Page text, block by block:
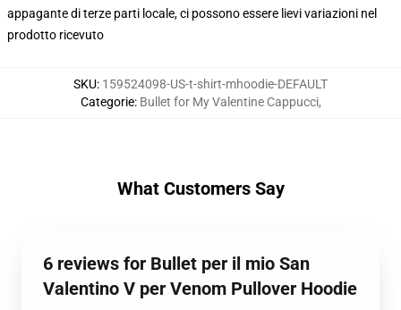
appagante di terze parti locale, ci possono essere lievi variazioni nel
prodotto ricevuto
SKU: 159524098-US-t-shirt-mhoodie-DEFAULT
Categorie: Bullet for My Valentine Cappucci,
What Customers Say
6 reviews for Bullet per il mio San
Valentino V per Venom Pullover Hoodie